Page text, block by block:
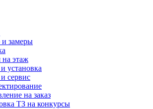
замеры
этаж
установка
сервис
на заказ
ТЗ на конкурсы